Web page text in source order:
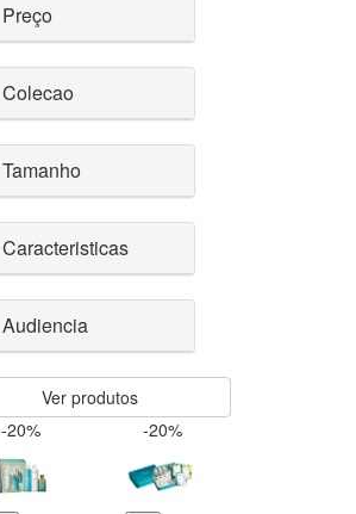
Preço
Colecao
Tamanho
Caracteristicas
Audiencia
Ver produtos
-20%
-20%